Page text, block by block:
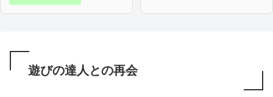
遊びの達人との再会